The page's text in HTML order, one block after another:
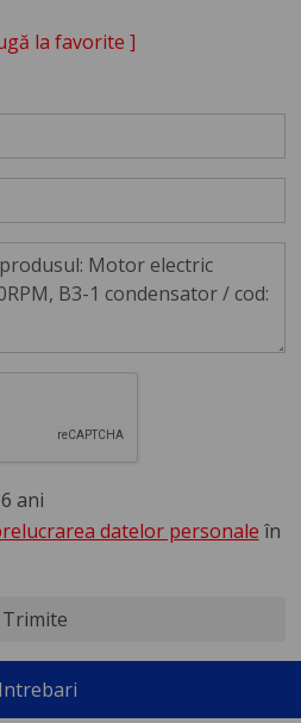
la favorite ]
ani
datelor personale în
Trimite
Intrebari